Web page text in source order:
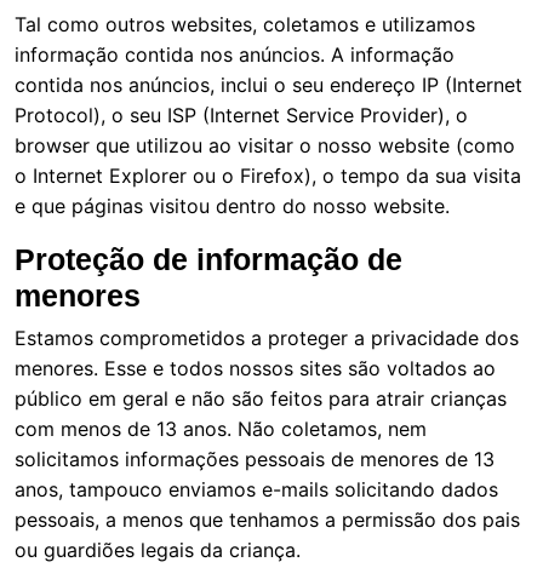
Tal como outros websites, coletamos e utilizamos
informação contida nos anúncios. A informação
contida nos anúncios, inclui o seu endereço IP (Internet
Protocol), o seu ISP (Internet Service Provider), o
browser que utilizou ao visitar o nosso website (como
o Internet Explorer ou o Firefox), o tempo da sua visita
e que páginas visitou dentro do nosso website.
Proteção de informação de
menores
Estamos comprometidos a proteger a privacidade dos
menores. Esse e todos nossos sites são voltados ao
público em geral e não são feitos para atrair crianças
com menos de 13 anos. Não coletamos, nem
solicitamos informações pessoais de menores de 13
anos, tampouco enviamos e-mails solicitando dados
pessoais, a menos que tenhamos a permissão dos pais
ou guardiões legais da criança.